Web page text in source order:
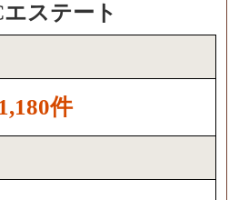
ステート
1,180件